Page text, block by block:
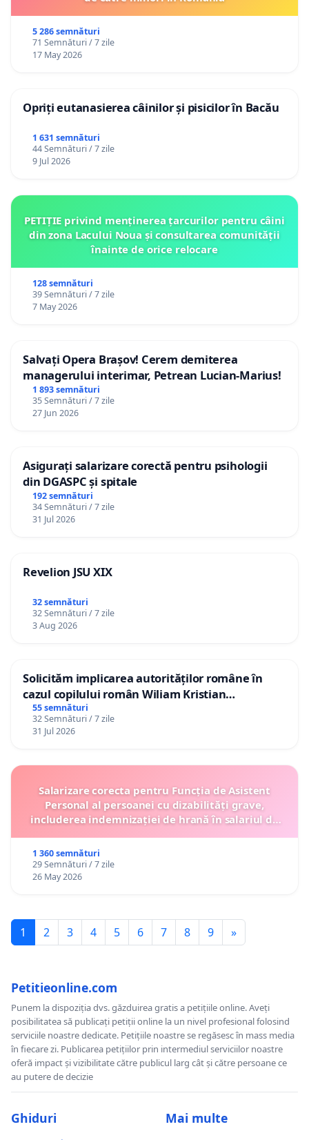
5 286 semnături
71 Semnături / 7 zile
17 May 2026
Opriți eutanasierea câinilor și pisicilor în Bacău
1 631 semnături
44 Semnături / 7 zile
9 Jul 2026
PETIȚIE privind menținerea țarcurilor pentru câini
din zona Lacului Noua și consultarea comunității
înainte de orice relocare
128 semnături
39 Semnături / 7 zile
7 May 2026
Salvați Opera Brașov! Cerem demiterea
managerului interimar, Petrean Lucian-Marius!
1 893 semnături
35 Semnături / 7 zile
27 Jun 2026
Asigurați salarizare corectă pentru psihologii
din DGASPC și spitale
192 semnături
34 Semnături / 7 zile
31 Jul 2026
Revelion JSU XIX
32 semnături
32 Semnături / 7 zile
3 Aug 2026
Solicităm implicarea autorităților române în
cazul copilului român Wiliam Kristian
Gheorghe, aflat în plasament în Danemarca de
12 ani
55 semnături
32 Semnături / 7 zile
31 Jul 2026
Salarizare corecta pentru Funcția de Asistent
Personal al persoanei cu dizabilități grave,
includerea indemnizației de hrană în salariul de
1 360 semnături
29 Semnături / 7 zile
26 May 2026
1 2 3 4 5 6 7 8 9 »
Petitieonline.com
Punem la dispoziția dvs. găzduirea gratis a petițiile online. Aveți
posibilitatea să publicați petiții online la un nivel profesional folosind
serviciile noastre dedicate. Petițiile noastre se regăsesc în mass media
în fiecare zi. Publicarea petițiilor prin intermediul serviciilor noastre
oferă impact și vizibilitate către publicul larg cât și către persoane ce
au putere de decizie
Ghiduri Mai multe